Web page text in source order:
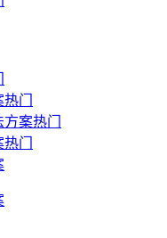
热门
方案热门
热门